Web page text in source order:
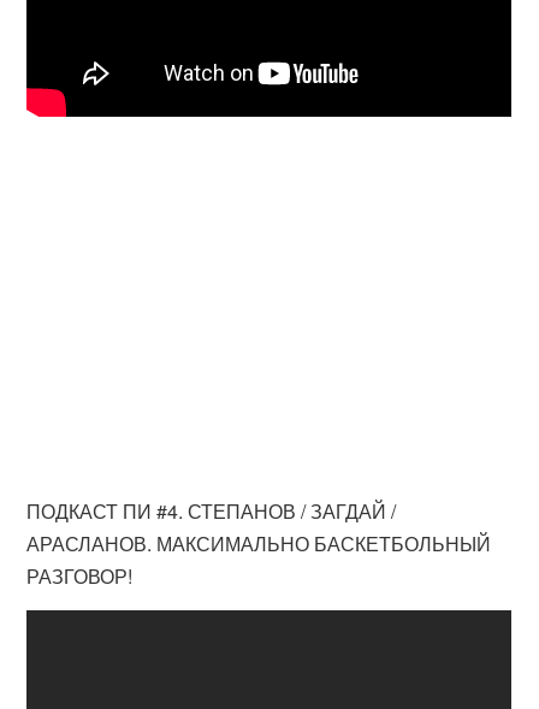
ПОДКАСТ ПИ #4. СТЕПАНОВ / ЗАГДАЙ /
АРАСЛАНОВ. МАКСИМАЛЬНО БАСКЕТБОЛЬНЫЙ
РАЗГОВОР!